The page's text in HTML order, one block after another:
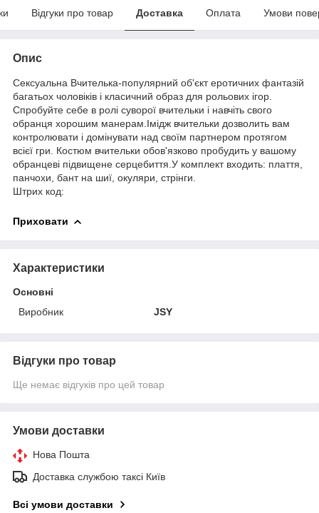
Відгуки про товар Доставка Оплата Умови
Опис
Сексуальна Вчителька-популярний об'єкт еротичних фантазій
багатьох чоловіків і класичний образ для рольових ігор.
Спробуйте себе в ролі суворої вчительки і навчіть свого
обранця хорошим манерам.Імідж вчительки дозволить вам
контролювати і домінувати над своїм партнером протягом
всієї гри. Костюм вчительки обов'язково пробудить у вашому
обранцеві підвищене серцебиття.У комплект входить: плаття,
панчохи, бант на шиї, окуляри, стрінги.
Штрих код:
Приховати
Характеристики
Основні
Виробник
JSY
Відгуки про товар
Ще немає відгуків про цей товар
Умови доставки
Нова Пошта
Доставка службою таксі Київ
Всі умови доставки